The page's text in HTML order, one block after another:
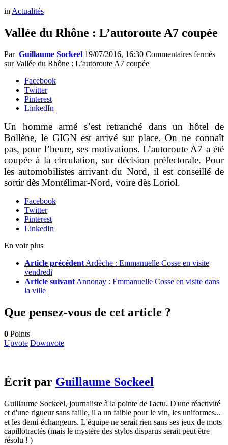
inActualités
Vallée du Rhône : L’autoroute A7 coupée
Par Guillaume Sockeel 19/07/2016, 16:30 Commentaires fermés
sur Vallée du Rhône : L’autoroute A7 coupée
Facebook
Twitter
Pinterest
LinkedIn
Un homme armé s’est retranché dans un hôtel de
Bollène, le GIGN est arrivé sur place. On ne connaît
pas, pour l’heure, ses motivations. L’autoroute A7 a été
coupée à la circulation, sur décision préfectorale. Pour
les automobilistes arrivant du Nord, il est conseillé de
sortir dès Montélimar-Nord, voire dès Loriol.
Facebook
Twitter
Pinterest
LinkedIn
En voir plus
Article précédent Ardèche : Emmanuelle Cosse en visite
vendredi
Article suivant Annonay : Emmanuelle Cosse en visite dans
la ville
Que pensez-vous de cet article ?
0 Points
Upvote Downvote
Écrit par Guillaume Sockeel
Guillaume Sockeel, journaliste à la pointe de l'actu. D'une réactivité
et d'une rigueur sans faille, il a un faible pour le vin, les uniformes...
et les demi-échangeurs. L'équipe ne serait rien sans ses jeux de mots
capillotractés (mais le mystère des stylos disparus serait peut être
résolu ! )